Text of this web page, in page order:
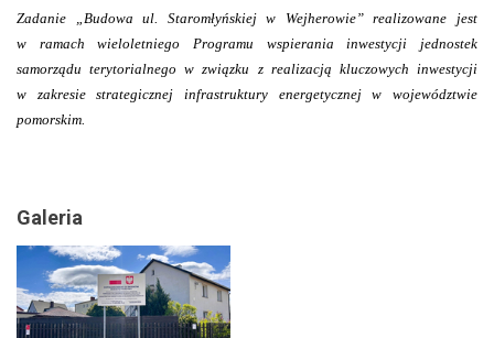
Zadanie „Budowa ul. Staromłyńskiej w Wejherowie”realizowane jest
w ramach wieloletniego Programu wspierania inwestycji jednostek
samorządu terytorialnego w związku z realizacją kluczowych inwestycji
w zakresie strategicznej infrastruktury energetycznej w województwie
pomorskim.
Galeria